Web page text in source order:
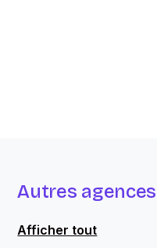
Autres
Afficher tout